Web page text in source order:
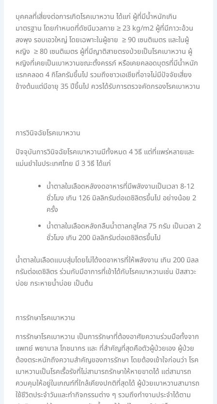
บุคคลที่เสี่ยงต่อการเกิดโรคเบาหวาน ได้แก่ ผู้ที่มีน้ำหนักเกิน
มาตรฐาน โดยกำหนดที่ดัชนีมวลกาย ≥ 23 kg/m2 ผู้ที่มีภาวะอ้วน
ลงพุง รอบเอวใหญ่ โดยเฉพาะในผู้ชาย ≥ 90 เซนติเมตร และในผู้
หญิง ≥ 80 เซนติเมตร ผู้ที่มีญาติสายตรงป่วยเป็นโรคเบาหวาน ผู้
หญิงที่เคยเป็นเบาหวานขณะตั้งครรภ์ หรือเคยคลอดบุตรที่มีน้ำหนัก
แรกคลอด 4 กิโลกรัมขึ้นไป รวมถึงชาวเอเชียที่อาจไม่มีปัจจัยเสี่ยง
ข้างต้นแต่มีอายุ 35 ปีขึ้นไป ควรได้รับการตรวจคัดกรองโรคเบาหวาน
การวินิจฉัยโรคเบาหวาน
ปัจจุบันการวินิจฉัยโรคเบาหวานมีทั้งหมด 4 วิธี แต่ที่แพร่หลายและ
แม่นยำในประเทศไทย มี 3 วิธี ได้แก่
น้ำตาลในเลือดหลังงดอาหารที่มีพลังงานเป็นเวลา 8-12
ชั่วโมง เกิน 126 มิลลิกรัมต่อเดซิลิตรขึ้นไป อย่างน้อย 2
ครั้ง
น้ำตาลในเลือดหลังกลืนน้ำตาลกลูโคส 75 กรัม เป็นเวลา 2
ชั่วโมง เกิน 200 มิลลิกรัมต่อเดซิลิตรขึ้นไป
น้ำตาลในเลือดแบบสุ่มโดยไม่ได้งดอาหารที่ให้พลังงาน เกิน 200 มิลล
กรัมต่อเดซิลิตร ร่วมกับมีอาการที่เข้าได้กับโรคเบาหวานเช่น ปัสสาวะ
บ่อย กระหายน้ำบ่อย เป็นต้น
การรักษาโรคเบาหวาน
การรักษาโรคเบาหวาน เป็นการรักษาที่ต้องอาศัยความร่วมมือทั้งจาก
แพทย์ พยาบาล โภชนากร และ ที่สำคัญที่สุดคือตัวผู้ป่วยเอง ผู้ป่วย
ต้องตระหนักถึงความสำคัญของการรักษา โดยต้องเข้าใจก่อนว่า โรค
เบาหวานเป็นโรคเรื้อรังที่ไม่สามารถรักษาให้หายขาดได้ แต่สามารถ
ควบคุมให้อยู่ในเกณฑ์ที่ใกล้เคียงปกติที่สุดได้ ผู้ป่วยเบาหวานสามารถ
ใช้ชีวิตประจำวันและทำกิจกรรมต่าง ๆ รวมถึงทำงานประจำได้ตาม